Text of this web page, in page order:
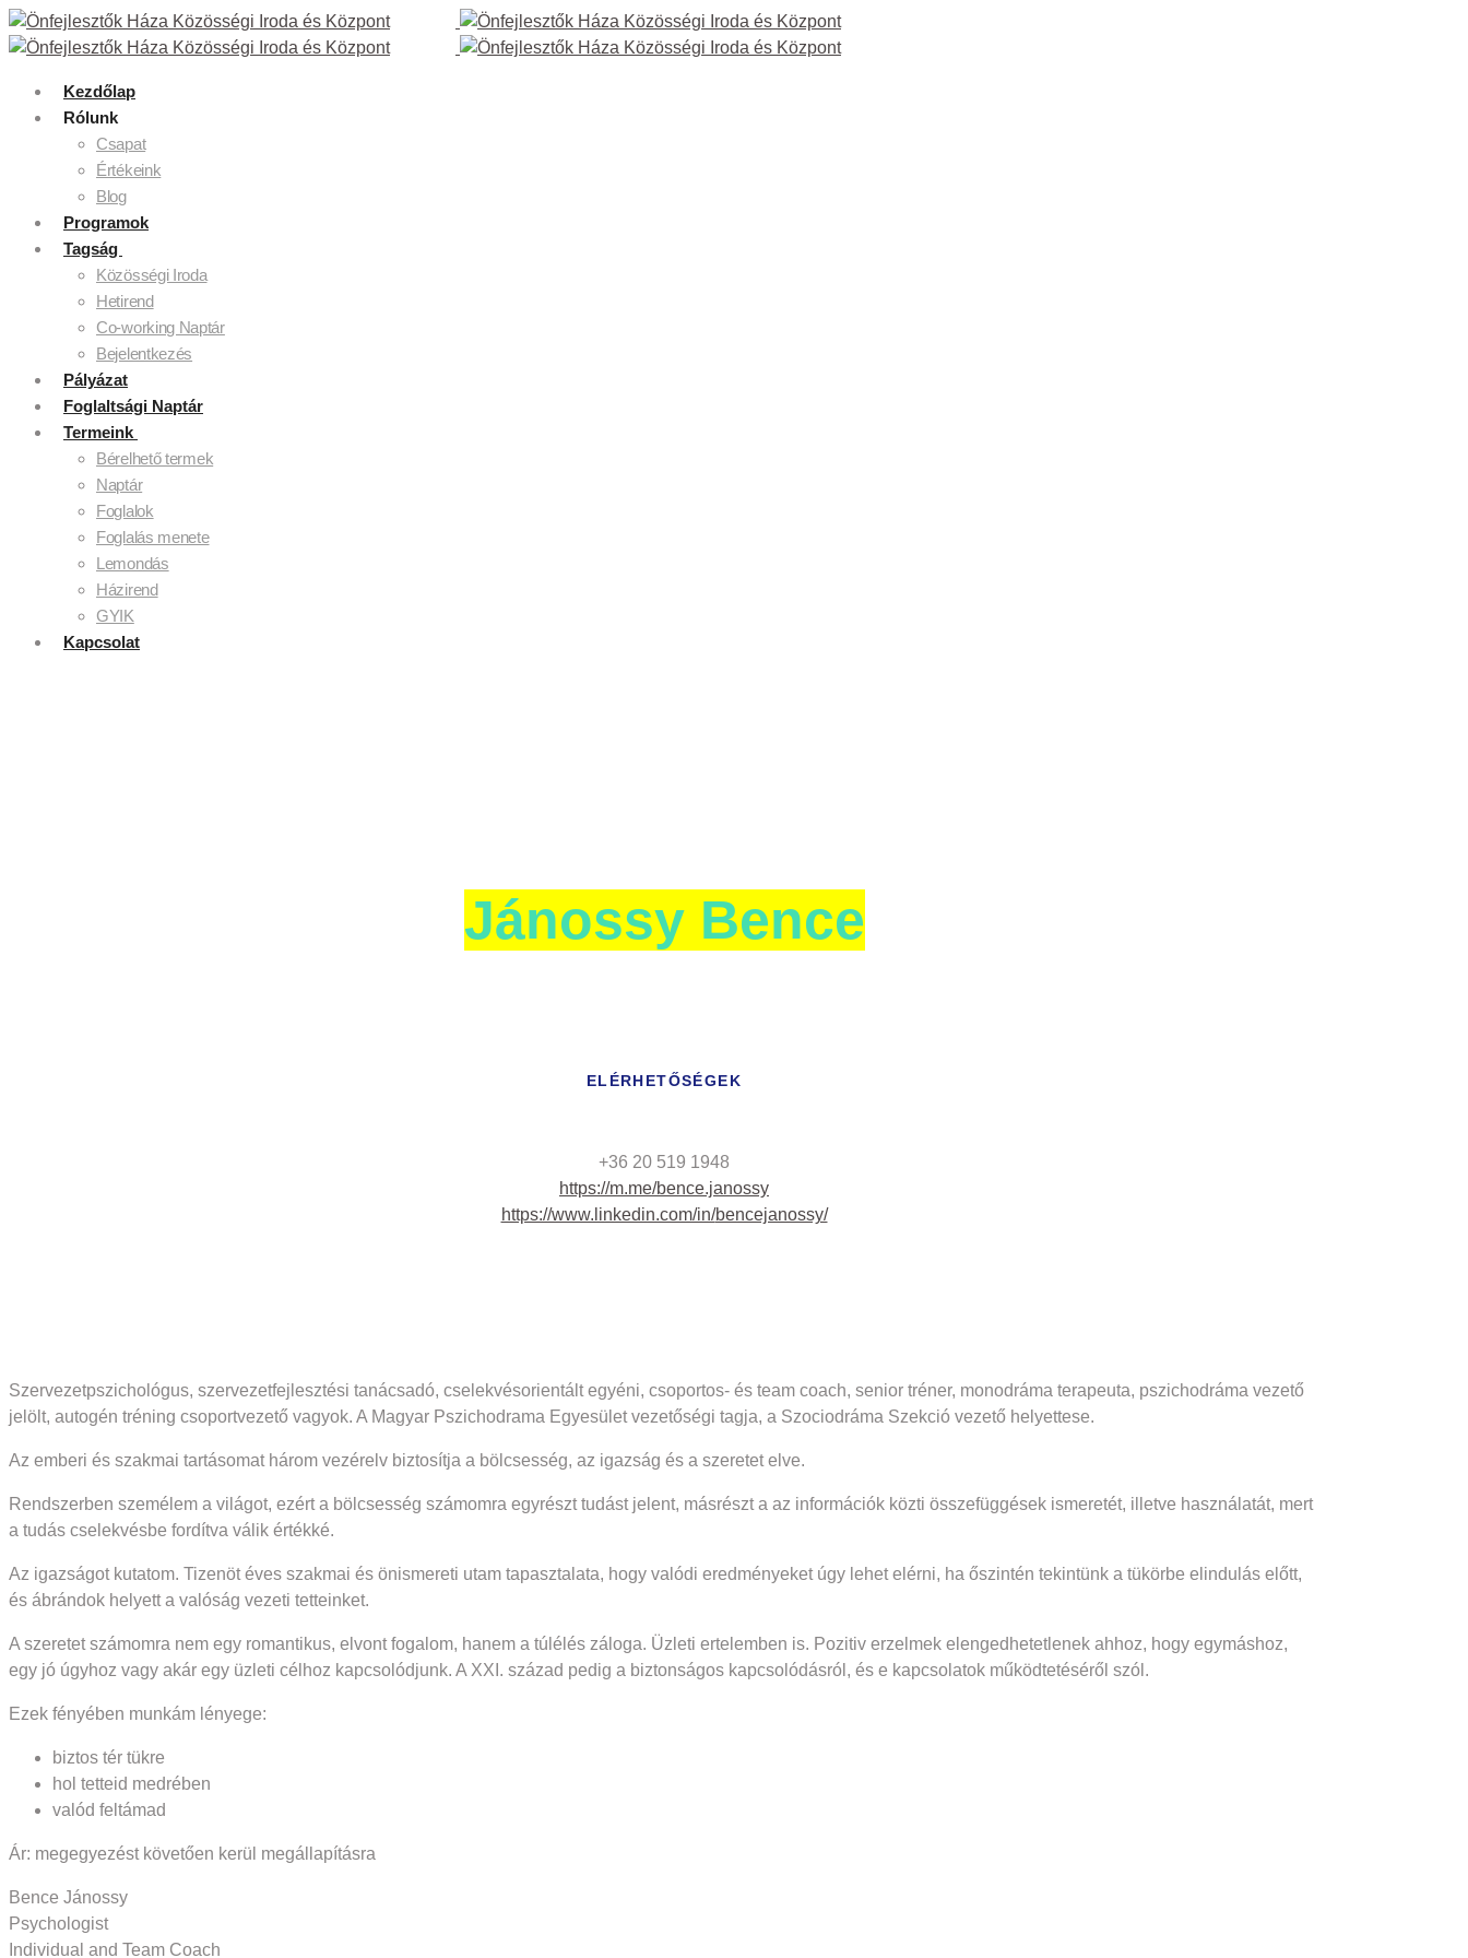
Kezdőlap
Rólunk
Csapat
Értékeink
Blog
Programok
Tagság
Közösségi Iroda
Hetirend
Co-working Naptár
Bejelentkezés
Pályázat
Foglaltsági Naptár
Termeink
Bérelhető termek
Naptár
Foglalok
Foglalás menete
Lemondás
Házirend
GYIK
Kapcsolat
Jánossy Bence
ELÉRHETŐSÉGEK
+36 20 519 1948
https://m.me/bence.janossy
https://www.linkedin.com/in/bencejanossy/
Szervezetpszichológus, szervezetfejlesztési tanácsadó, cselekvésorientált egyéni, csoportos- és team coach, senior tréner, monodráma terapeuta, pszichodráma vezető
jelölt, autogén tréning csoportvezető vagyok. A Magyar Pszichodrama Egyesület vezetőségi tagja, a Szociodráma Szekció vezető helyettese.
Az emberi és szakmai tartásomat három vezérelv biztosítja a bölcsesség, az igazság és a szeretet elve.
Rendszerben személem a világot, ezért a bölcsesség számomra egyrészt tudást jelent, másrészt a az információk közti összefüggések ismeretét, illetve használatát, mert
a tudás cselekvésbe fordítva válik értékké.
Az igazságot kutatom. Tizenöt éves szakmai és önismereti utam tapasztalata, hogy valódi eredményeket úgy lehet elérni, ha őszintén tekintünk a tükörbe elindulás előtt,
és ábrándok helyett a valóság vezeti tetteinket.
A szeretet számomra nem egy romantikus, elvont fogalom, hanem a túlélés záloga. Üzleti ertelemben is. Pozitiv erzelmek elengedhetetlenek ahhoz, hogy egymáshoz,
egy jó úgyhoz vagy akár egy üzleti célhoz kapcsolódjunk. A XXI. század pedig a biztonságos kapcsolódásról, és e kapcsolatok működtetéséről szól.
Ezek fényében munkám lényege:
biztos tér tükre
hol tetteid medrében
valód feltámad
Ár: megegyezést követően kerül megállapításra
Bence Jánossy
Psychologist
Individual and Team Coach